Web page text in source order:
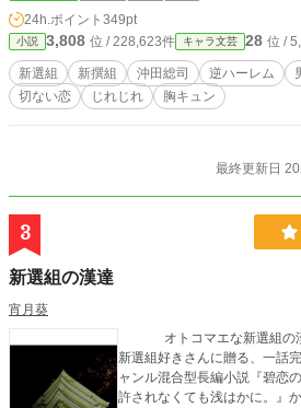
で、離れられないほど愛され
れない結末だった。 ―――――――― ✔史実とIFを織り交ぜ
た世界で、甘く濃密に恋愛し
ルに付します。露骨ではない
以降は基本的に距離が近いです） ✔歴史の知識は不要で
24h.ポイント 349pt
小説 3,808 位 / 228,623件 キャラ文芸 28 位 /
新選組 新撰組 沖田総司 逆ハーレム
切ない恋
じれじれ 胸キュン
最終更新日
3
新選組の漢達
宵月葵
オトコマエな新選組の漢
新選組好きさんに贈る、一話完結の短篇
ャンル混合型長編小説『碧恋
許されなくても浅はかに。』